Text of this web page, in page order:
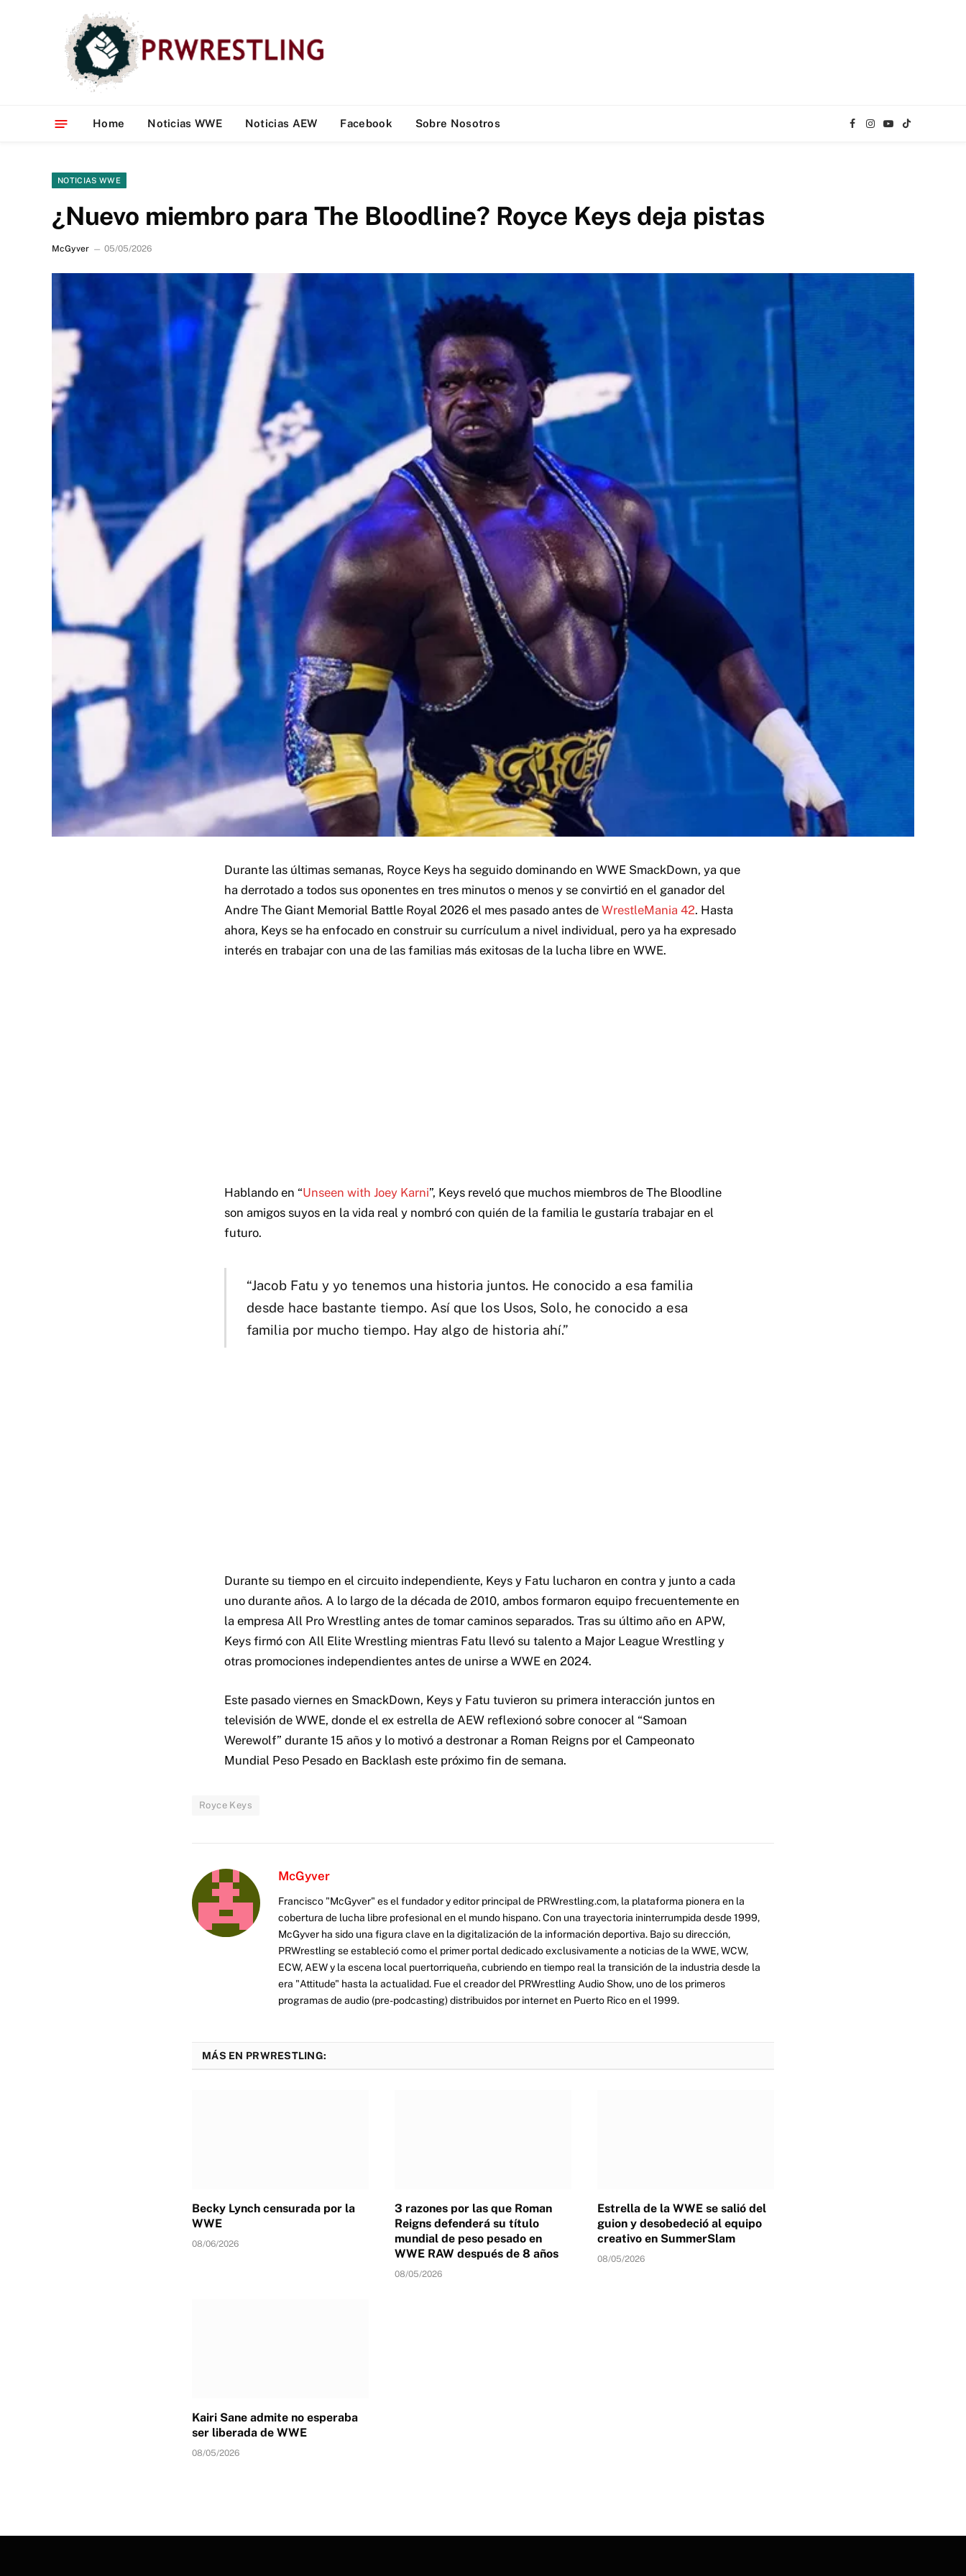
Home Noticias WWE Noticias AEW Facebook Sobre Nosotros
Facebook
Instagram
YouTube
TikTok
NOTICIAS WWE
¿Nuevo miembro para The Bloodline? Royce Keys deja pistas
McGyver 05/05/2026
Durante las últimas semanas, Royce Keys ha seguido dominando en WWE SmackDown, ya que
ha derrotado a todos sus oponentes en tres minutos o menos y se convirtió en el ganador del
Andre The Giant Memorial Battle Royal 2026 el mes pasado antes de WrestleMania 42. Hasta
ahora, Keys se ha enfocado en construir su currículum a nivel individual, pero ya ha expresado
interés en trabajar con una de las familias más exitosas de la lucha libre en WWE.
Hablando en “Unseen with Joey Karni”, Keys reveló que muchos miembros de The Bloodline
son amigos suyos en la vida real y nombró con quién de la familia le gustaría trabajar en el
futuro.
“Jacob Fatu y yo tenemos una historia juntos. He conocido a esa familia
desde hace bastante tiempo. Así que los Usos, Solo, he conocido a esa
familia por mucho tiempo. Hay algo de historia ahí.”
Durante su tiempo en el circuito independiente, Keys y Fatu lucharon en contra y junto a cada
uno durante años. A lo largo de la década de 2010, ambos formaron equipo frecuentemente en
la empresa All Pro Wrestling antes de tomar caminos separados. Tras su último año en APW,
Keys firmó con All Elite Wrestling mientras Fatu llevó su talento a Major League Wrestling y
otras promociones independientes antes de unirse a WWE en 2024.
Este pasado viernes en SmackDown, Keys y Fatu tuvieron su primera interacción juntos en
televisión de WWE, donde el ex estrella de AEW reflexionó sobre conocer al “Samoan
Werewolf” durante 15 años y lo motivó a destronar a Roman Reigns por el Campeonato
Mundial Peso Pesado en Backlash este próximo fin de semana.
Royce Keys
McGyver
Francisco "McGyver" es el fundador y editor principal de PRWrestling.com, la plataforma pionera en la
cobertura de lucha libre profesional en el mundo hispano. Con una trayectoria ininterrumpida desde 1999,
McGyver ha sido una figura clave en la digitalización de la información deportiva. Bajo su dirección,
PRWrestling se estableció como el primer portal dedicado exclusivamente a noticias de la WWE, WCW,
ECW, AEW y la escena local puertorriqueña, cubriendo en tiempo real la transición de la industria desde la
era "Attitude" hasta la actualidad. Fue el creador del PRWrestling Audio Show, uno de los primeros
programas de audio (pre-podcasting) distribuidos por internet en Puerto Rico en el 1999.
MÁS EN PRWRESTLING:
Becky Lynch censurada por la
WWE
08/06/2026
3 razones por las que Roman
Reigns defenderá su título
mundial de peso pesado en
WWE RAW después de 8 años
08/05/2026
Estrella de la WWE se salió del
guion y desobedeció al equipo
creativo en SummerSlam
08/05/2026
Kairi Sane admite no esperaba
ser liberada de WWE
08/05/2026